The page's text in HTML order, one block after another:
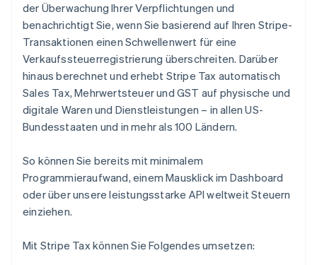
der Überwachung Ihrer Verpflichtungen und
benachrichtigt Sie, wenn Sie basierend auf Ihren Stripe-
Transaktionen einen Schwellenwert für eine
Verkaufssteuerregistrierung überschreiten. Darüber
hinaus berechnet und erhebt Stripe Tax automatisch
Sales Tax, Mehrwertsteuer und GST auf physische und
digitale Waren und Dienstleistungen – in allen US-
Bundesstaaten und in mehr als 100 Ländern.
So können Sie bereits mit minimalem
Programmieraufwand, einem Mausklick im Dashboard
oder über unsere leistungsstarke API weltweit Steuern
einziehen.
Mit Stripe Tax können Sie Folgendes umsetzen: